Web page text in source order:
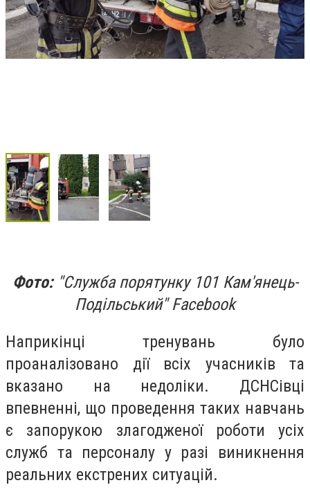
Фото:"Служба порятунку 101 Кам'янець-
Подільський" Facebook
Наприкінці тренувань було
проаналізовано дії всіх учасників та
вказано на недоліки. ДСНСівці
впевненні, що проведення таких навчань
є запорукою злагодженої роботи усіх
служб та персоналу у разі виникнення
реальних екстрених ситуацій.